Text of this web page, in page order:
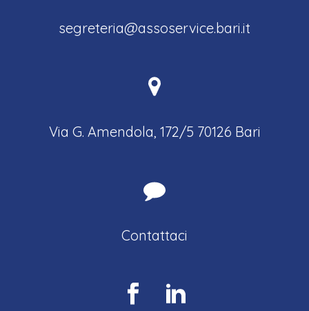
segreteria@assoservice.bari.it
Via G. Amendola, 172/5 70126 Bari
Contattaci